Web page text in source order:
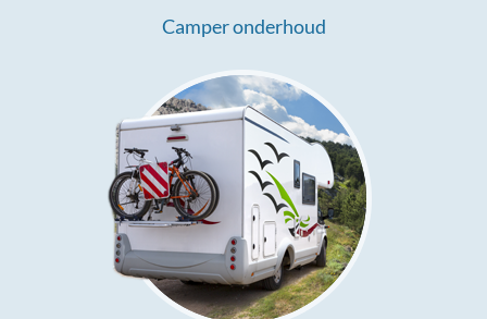
Camper onderhoud